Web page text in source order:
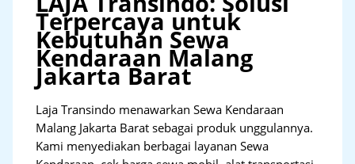
Terpercaya untuk
Kebutuhan Sewa
Kendaraan Malang
Jakarta Barat
Laja Transindo menawarkan Sewa Kendaraan
Malang Jakarta Barat sebagai produk unggulannya.
Kami menyediakan berbagai layanan Sewa